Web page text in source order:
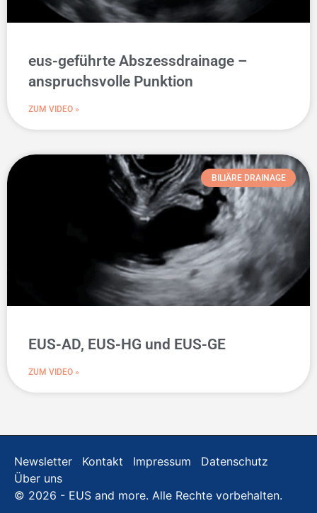
eus-geführte Abszessdrainage –
anspruchsvolle Punktion
ZUM VIDEO »
BILIÄRE DRAINAGE
EUS-AD, EUS-HG und EUS-GE
ZUM VIDEO »
Newsletter Kontakt Impressum
Datenschutz
Über uns
© 2026 - EUS and more. Alle Rechte vorbehalten.